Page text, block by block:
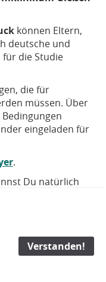
können Eltern,
deutsche und
für die Studie
die für
müssen. Über
eingeladen für
.
Du natürlich
Verstanden!